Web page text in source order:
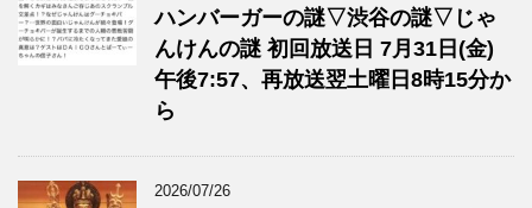
ハンバーガーの謎▽渋谷の謎▽じゃ
んけんの謎 初回放送日 7月31日(金)
午後7:57、再放送翌土曜日8時15分か
ら
2026/07/26